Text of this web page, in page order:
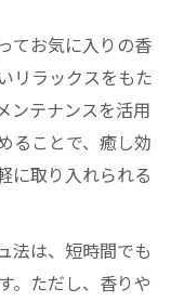
てお気に入りの香
リラックスをもた
ンテナンスを活用
ることで、癒し効
に取り入れられる
法は、短時間でも
。ただし、香りや